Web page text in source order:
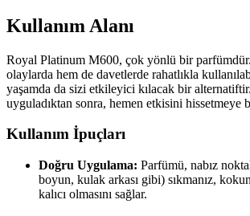
Kullanım Alanı
Royal Platinum M600, çok yönlü bir
olaylarda hem de davetlerde rahatlıkla
yaşamda da sizi etkileyici kılacak bir
uyguladıktan sonra, hemen etkisini hissetmeye
Kullanım İpuçları
Doğru Uygulama: Parfümü, nabız
boyun, kulak arkası gibi) sıkmanız,
kalıcı olmasını sağlar.